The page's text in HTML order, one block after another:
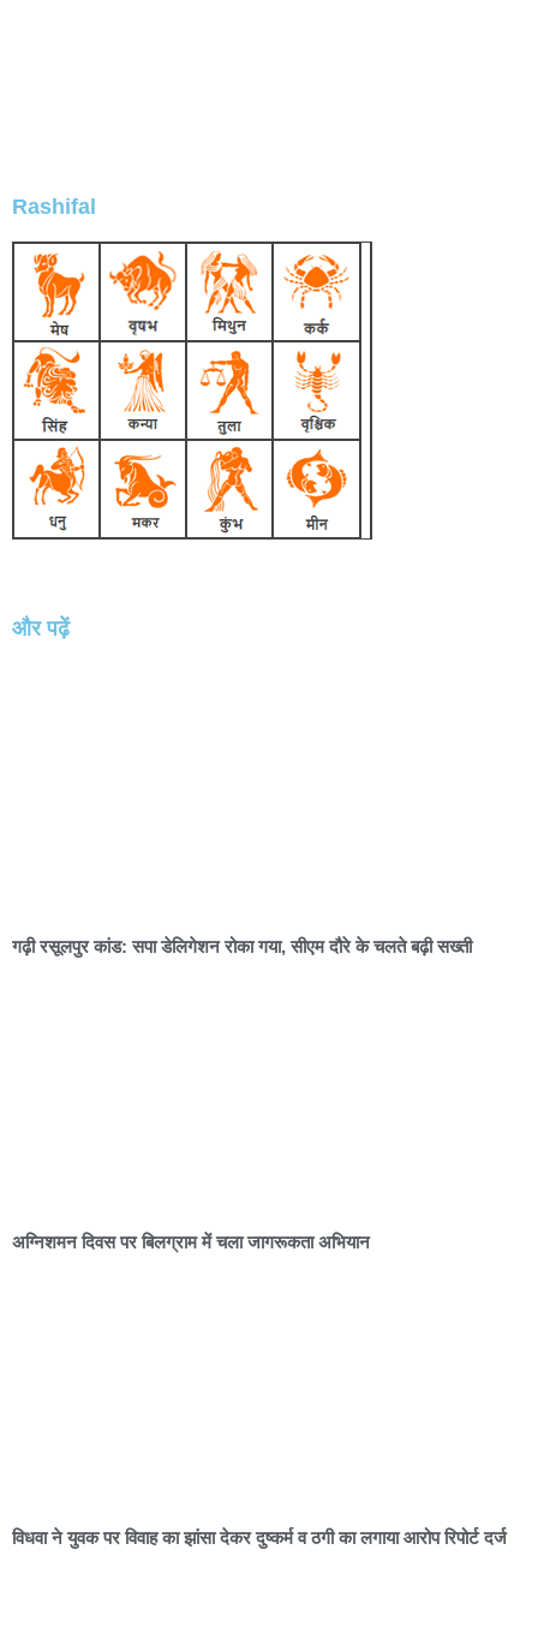
Rashifal
और पढ़ें
गढ़ी रसूलपुर कांड: सपा डेलिगेशन रोका गया, सीएम दौरे के चलते बढ़ी सख्ती
अग्निशमन दिवस पर बिलग्राम में चला जागरूकता अभियान
विधवा ने युवक पर विवाह का झांसा देकर दुष्कर्म व ठगी का लगाया आरोप रिपोर्ट दर्ज